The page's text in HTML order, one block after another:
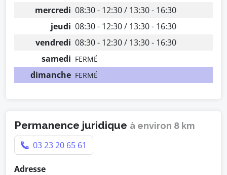
mercredi 08:30 - 12:30 / 13:30 - 16:30
jeudi 08:30 - 12:30 / 13:30 - 16:30
vendredi 08:30 - 12:30 / 13:30 - 16:30
samedi FERMÉ
dimanche FERMÉ
Permanence juridique à environ 8 km
03 23 20 65 61
Adresse